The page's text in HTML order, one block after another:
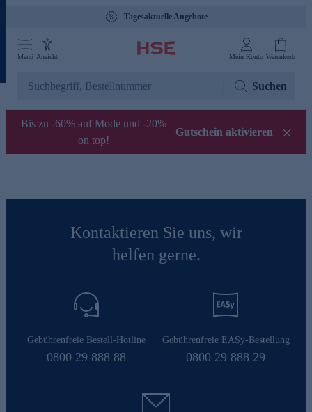
Tagesaktuelle Angebote
Menü Ansicht Mein Konto Warenkorb
Suchen
Bis zu -60% auf Mode und -20%
on top!
Gutschein aktivieren
Kontaktieren Sie uns, wir
helfen gerne.
Gebührenfreie Bestell-Hotline
0800 29 888 88
Gebührenfreie EASy-Bestellung
0800 29 888 29